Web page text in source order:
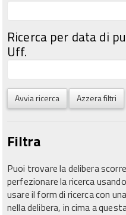
Ricerca per data di
Uff.
Avvia ricerca Azzera filtri
Filtra
Puoi trovare la delibera
perfezionare la ricerca
usare il form di ricerca con
nella delibera, in cima a